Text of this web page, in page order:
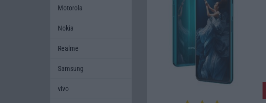
Motorola
Nokia
Realme
Samsung
vivo